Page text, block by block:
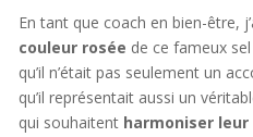
En tant que coach en bien-être,
couleur rosée de ce fameux sel
qu’il n’était pas seulement un
qu’il représentait aussi un
qui souhaitent harmoniser